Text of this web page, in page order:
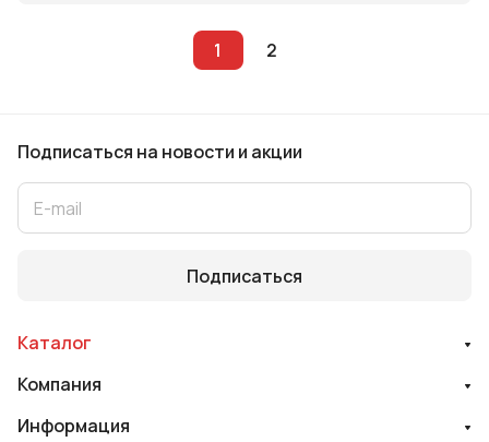
1 2
Подписаться на новости и акции
Подписаться
Каталог
Компания
Информация